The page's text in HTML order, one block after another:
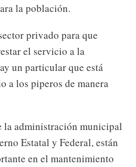
la población.
privado para que
el servicio a la
un particular que está
a los piperos de manera
la administración municipal
Estatal y Federal, están
en el mantenimiento